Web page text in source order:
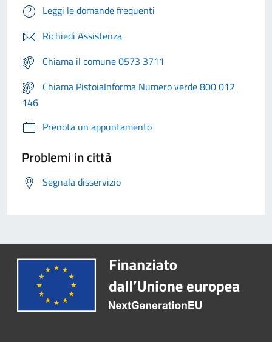
Leggi le domande frequenti
Richiedi Assistenza
Chiama il comune 0573 3711
Chiama PistoiaInforma Numero verde 800 012
146
Prenota un appuntamento
Problemi in città
Segnala disservizio